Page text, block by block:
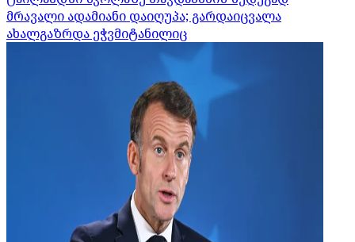
მრავალი ადამიანი დაიღუპა; გარდაიცვალა
ახალგაზრდა ეჭვმიტანილიც